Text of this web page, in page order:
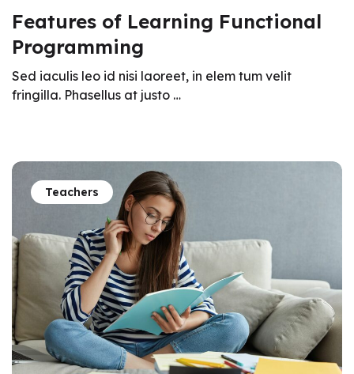
Features of Learning Functional
Programming
Sed iaculis leo id nisi laoreet, in elem tum velit
fringilla. Phasellus at justo …
Teachers